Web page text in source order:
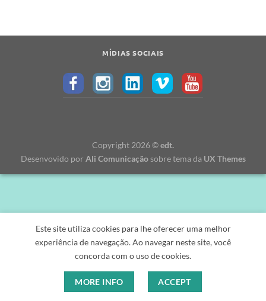
MÍDIAS SOCIAIS
Copyright 2026 ©edt.
Desenvovido por Ali Comunicaçãosobre tema da UX Themes
Este site utiliza cookies para lhe oferecer uma melhor
experiência de navegação. Ao navegar neste site, você
concorda com o uso de cookies.
MORE INFO ACCEPT